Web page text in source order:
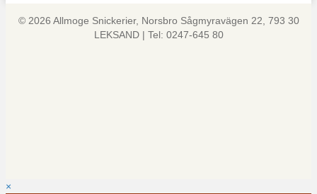
© 2026 Allmoge Snickerier, Norsbro Sågmyravägen 22, 793 30
LEKSAND | Tel: 0247-645 80
×